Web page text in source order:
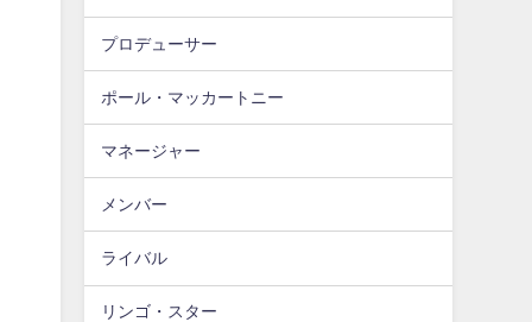
プロデューサー
ポール・マッカートニー
マネージャー
メンバー
ライバル
リンゴ・スター